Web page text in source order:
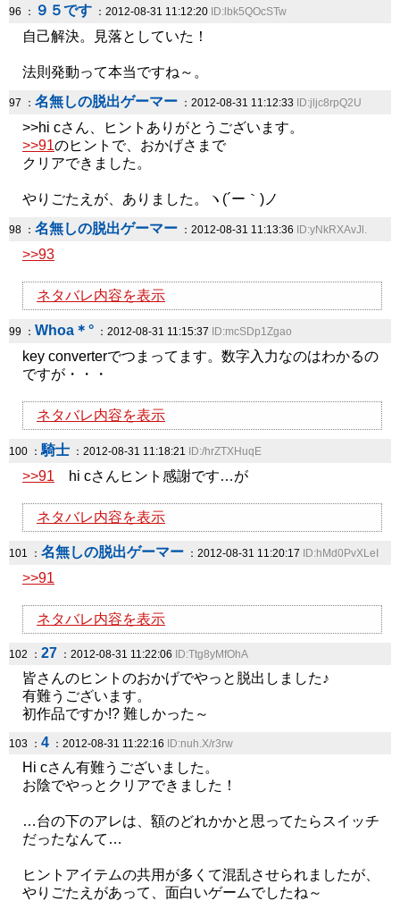
96 ： ９５です ：2012-08-31 11:12:20 ID:lbk5QOcSTw
自己解決。見落としていた！
法則発動って本当ですね～。
97 ： 名無しの脱出ゲーマー ：2012-08-31 11:12:33 ID:jljc8rpQ2U
>>hi cさん、ヒントありがとうございます。
>>91のヒントで、おかげさまで
クリアできました。
やりごたえが、ありました。ヽ(´ー｀)ノ
98 ： 名無しの脱出ゲーマー ：2012-08-31 11:13:36 ID:yNkRXAvJl.
>>93
ネタバレ内容を表示
99 ： Whoa＊° ：2012-08-31 11:15:37 ID:mcSDp1Zgao
key converterでつまってます。数字入力なのはわかるの
ですが・・・
ネタバレ内容を表示
100 ：騎士 ：2012-08-31 11:18:21 ID:/hrZTXHuqE
>>91 hi cさんヒント感謝です…が
ネタバレ内容を表示
101 ： 名無しの脱出ゲーマー ：2012-08-31 11:20:17 ID:hMd0PvXLeI
>>91
ネタバレ内容を表示
102 ： 27 ：2012-08-31 11:22:06 ID:Ttg8yMfOhA
皆さんのヒントのおかげでやっと脱出しました♪
有難うございます。
初作品ですか!? 難しかった～
103 ： 4 ：2012-08-31 11:22:16 ID:nuh.X/r3rw
Hi cさん有難うございました。
お陰でやっとクリアできました！
…台の下のアレは、額のどれかかと思ってたらスイッチ
だったなんて…
ヒントアイテムの共用が多くて混乱させられましたが、
やりごたえがあって、面白いゲームでしたね～